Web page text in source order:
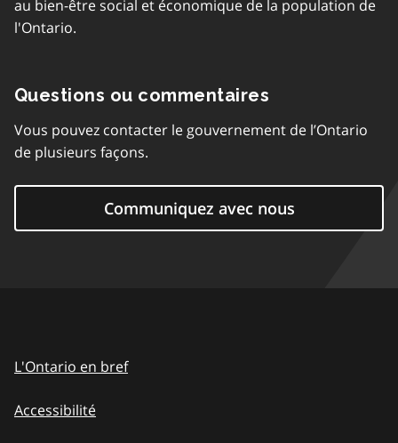
au bien-être social et économique de la population de
l'Ontario.
Questions ou commentaires
Vous pouvez contacter le gouvernement de l’Ontario
de plusieurs façons.
Communiquez avec nous
L'Ontario en bref
Accessibilité